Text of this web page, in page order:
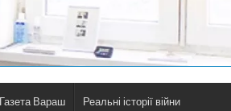
Газета Вараш Реальні історії війни